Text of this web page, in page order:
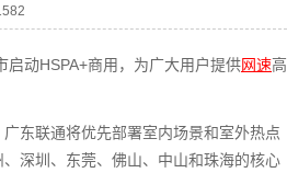
动HSPA+商用，为广大用户提供网速高
东联通将优先部署室内场景和室外热点
深圳、东莞、佛山、中山和珠海的核心